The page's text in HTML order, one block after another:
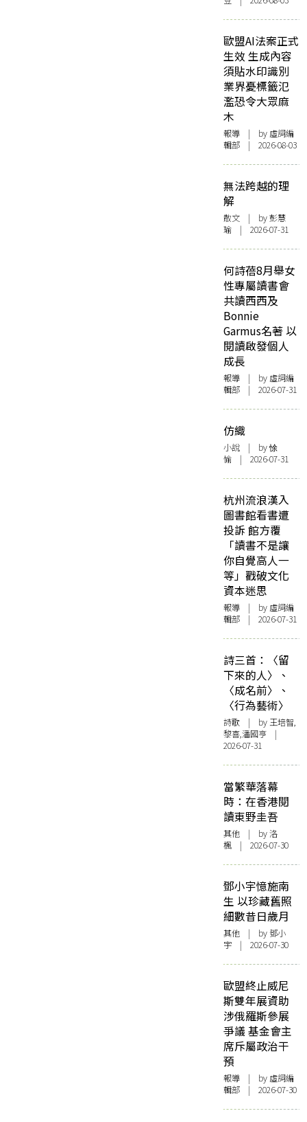
歐盟AI法案正式
生效 生成內容
須貼水印識別
業界憂標籤氾
濫恐令大眾麻
木
報導 | by 虛詞編
輯部 | 2026-08-03
無法跨越的理
解
散文 | by 彭慧
瑜 | 2026-07-31
何詩蓓8月舉女
性專屬讀書會
共讀西西及
Bonnie
Garmus名著 以
閱讀啟發個人
成長
報導 | by 虛詞編
輯部 | 2026-07-31
仿織
小說 | by 悇
愉 | 2026-07-31
杭州流浪漢入
圖書館看書遭
投訴 館方覆
「讀書不是讓
你自覺高人一
等」戳破文化
資本迷思
報導 | by 虛詞編
輯部 | 2026-07-31
詩三首：〈留
下來的人〉、
〈成名前〉、
〈行為藝術〉
詩歌 | by 王培智,
黎喜,潘國亨 |
2026-07-31
當繁華落幕
時：在香港閱
讀東野圭吾
其他 | by洛
楓 | 2026-07-30
鄧小宇憶施南
生 以珍藏舊照
細數昔日歲月
其他 | by 鄧小
宇 | 2026-07-30
歐盟終止威尼
斯雙年展資助
涉俄羅斯參展
爭議 基金會主
席斥屬政治干
預
報導 | by 虛詞編
輯部 | 2026-07-30